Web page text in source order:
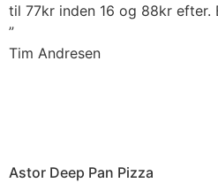
til 77kr inden 16 og 88kr
”
Tim Andresen
Astor Deep Pan Pizza